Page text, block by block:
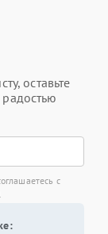
оставьте
с